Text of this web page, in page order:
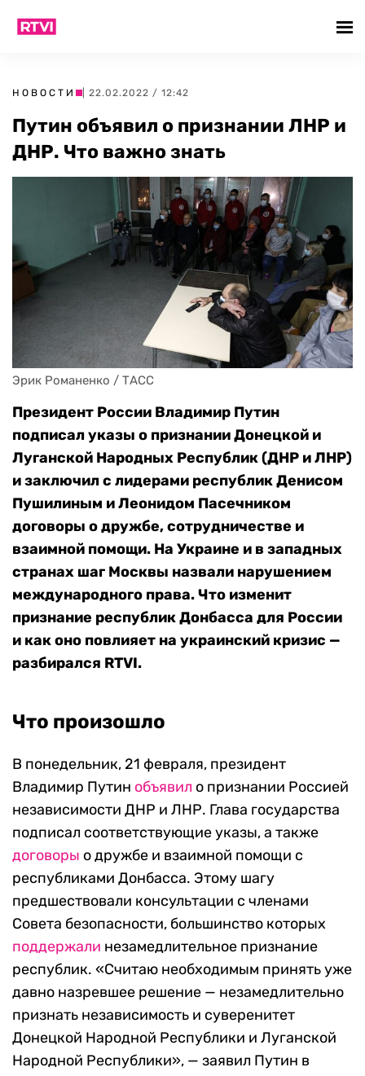
НОВОСТИ | 22.02.2022 / 12:42
Путин объявил о признании ЛНР и
ДНР. Что важно знать
Эрик Романенко / ТАСС
Президент России Владимир Путин
подписал указы о признании Донецкой и
Луганской Народных Республик (ДНР и ЛНР)
и заключил с лидерами республик Денисом
Пушилиным и Леонидом Пасечником
договоры о дружбе, сотрудничестве и
взаимной помощи. На Украине и в западных
странах шаг Москвы назвали нарушением
международного права. Что изменит
признание республик Донбасса для России
и как оно повлияет на украинский кризис —
разбирался RTVI.
Что произошло
В понедельник, 21 февраля, президент
Владимир Путин объявил о признании Россией
независимости ДНР и ЛНР. Глава государства
подписал соответствующие указы, а также
договоры о дружбе и взаимной помощи с
республиками Донбасса. Этому шагу
предшествовали консультации с членами
Совета безопасности, большинство которых
поддержали незамедлительное признание
республик. «Считаю необходимым принять уже
давно назревшее решение — незамедлительно
признать независимость и суверенитет
Донецкой Народной Республики и Луганской
Народной Республики», — заявил Путин в